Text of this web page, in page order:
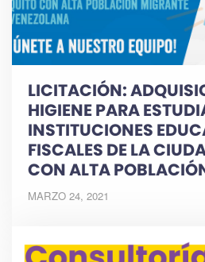
LICITACIÓN:
HIGIENE PARA
INSTITUCIONES
FISCALES DE LA
CON ALTA
MARZO 24, 2021